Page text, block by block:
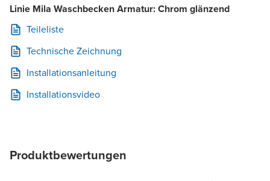
Linie Mila Waschbecken Armatur: Chrom glänzend
Teileliste
Technische Zeichnung
Installationsanleitung
Installationsvideo
Produktbewertungen